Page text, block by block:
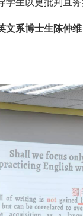
学生以更批判且
文系博士生陈仲维